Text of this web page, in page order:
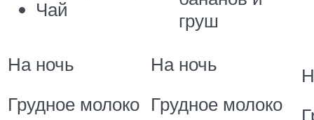
Чай
груш
На ночь
Грудное молоко
На ночь
Грудное молоко